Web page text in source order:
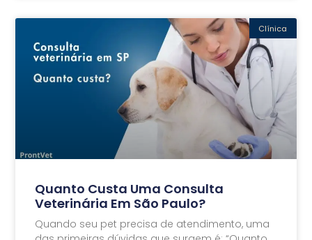
Clínica
Quanto Custa Uma Consulta
Veterinária Em São Paulo?
Quando seu pet precisa de atendimento, uma